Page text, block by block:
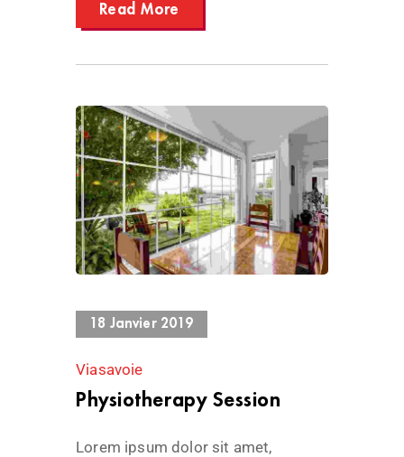
Read More
893 Views
18 Janvier 2019
Viasavoie
Physiotherapy Session
Lorem ipsum dolor sit amet,